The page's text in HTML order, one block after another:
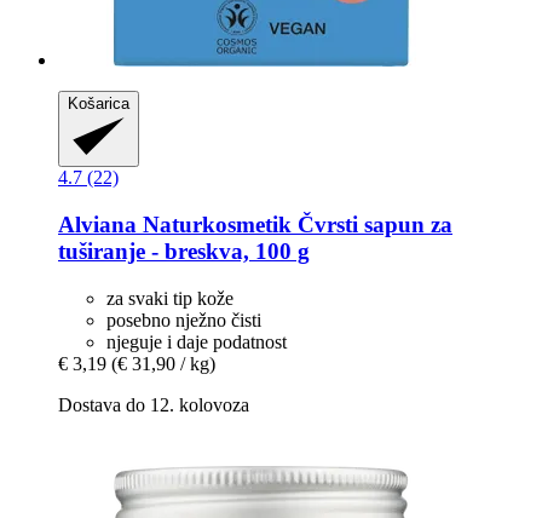
Košarica
4.7 (22)
Alviana Naturkosmetik Čvrsti sapun za
tuširanje -​ breskva, 100 g
za svaki tip kože
posebno nježno čisti
njeguje i daje podatnost
€ 3,19 (€ 31,90 / kg)
Dostava do 12. kolovoza